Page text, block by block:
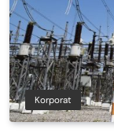
Korporat